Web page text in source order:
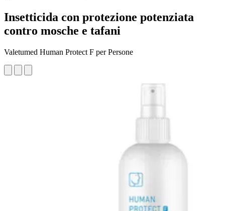
Insetticida con protezione potenziata
contro mosche e tafani
Valetumed Human Protect F per Persone